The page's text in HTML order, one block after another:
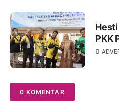
Hesti
PKK
0 KOMENTAR